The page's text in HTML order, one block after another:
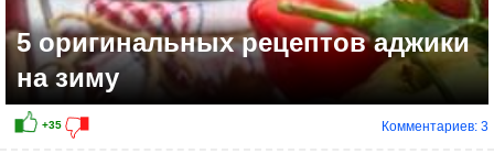
5 оригинальных рецептов аджики
на зиму
Комментариев: 3